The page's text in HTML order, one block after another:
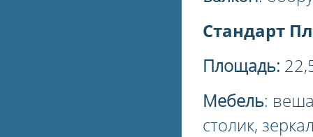
Стандарт
Площадь:
Мебель:
столик,